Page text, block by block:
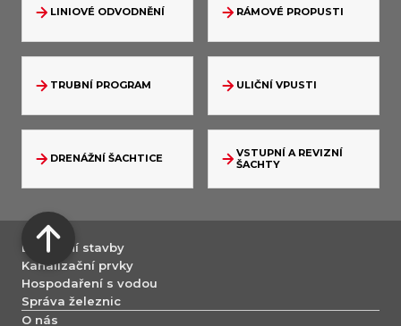
LINIOVÉ ODVODNĚNÍ RÁMOVÉ PROPUSTI
TRUBNÍ PROGRAM ULIČNÍ VPUSTI
DRENÁŽNÍ ŠACHTICE
VSTUPNÍ A REVIZNÍ
ŠACHTY
Dopravní stavby
Kanalizační prvky
Hospodaření s vodou
Správa železnic
O nás